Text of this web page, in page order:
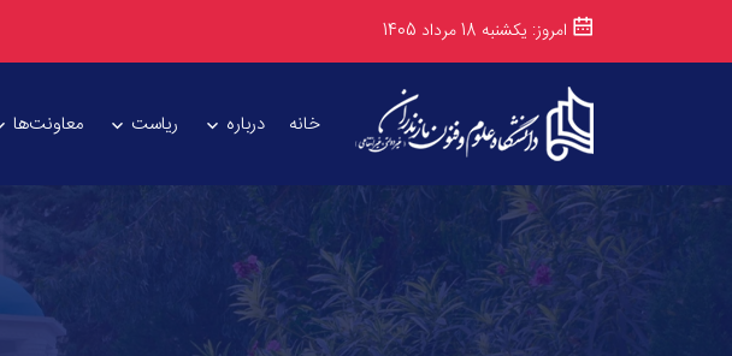
امروز: یکشنبه 18 مرداد 1405
خانه درباره ریاست معاونت‌ها